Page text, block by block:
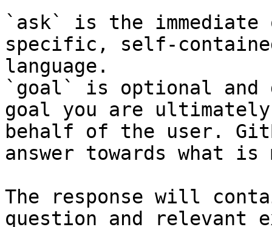
`ask` is the
specific, self-
language.
`goal` is optional and
goal you are
behalf of the user.
answer towards what
The response will
question and relevant